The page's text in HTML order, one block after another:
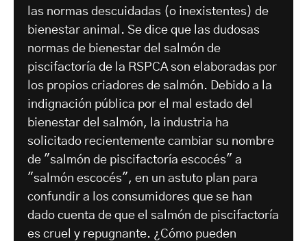
las normas descuidadas (o inexistentes) de
bienestar animal. Se dice que las dudosas
normas de bienestar del salmón de
piscifactoría de la RSPCA son elaboradas por
los propios criadores de salmón. Debido a la
indignación pública por el mal estado del
bienestar del salmón, la industria ha
solicitado recientemente cambiar su nombre
de "salmón de piscifactoría escocés" a
"salmón escocés", en un astuto plan para
confundir a los consumidores que se han
dado cuenta de que el salmón de piscifactoría
es cruel y repugnante. ¿Cómo pueden